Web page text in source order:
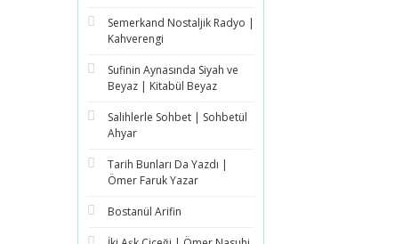
Semerkand Nostaljik Radyo |
Kahverengi
Sufinin Aynasında Siyah ve
Beyaz | Kitabül Beyaz
Salihlerle Sohbet | Sohbetül
Ahyar
Tarih Bunları Da Yazdı |
Ömer Faruk Yazar
Bostanül Arifin